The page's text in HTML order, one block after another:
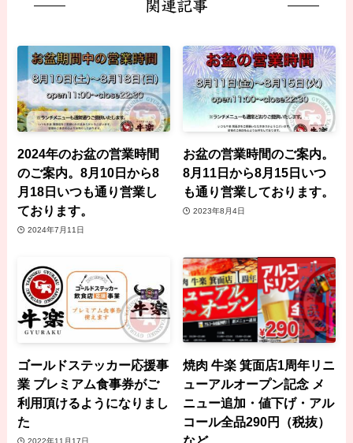
関連記事
2024年のお盆の営業時間
のご案内。8月10日から8
月18日いつも通り営業し
ております。
2024年7月11日
お盆の営業時間のご案内。
8月11日から8月15日いつ
も通り営業しております。
2023年8月4日
ゴールドステッカー応援事
業 プレミアム食事券がご
利用頂けるようになりまし
た
2022年11月17日
焼肉 牛楽 箕面店1周年リニ
ューアルオープン記念 メ
ニュー追加・値下げ・アル
コール全品290円（税抜）